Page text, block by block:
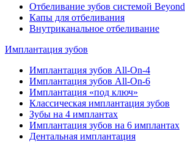
Отбеливание зубов системой Beyond
Капы для отбеливания
Внутриканальное отбеливание
Имплантация зубов
Имплантация зубов All-On-4
Имплантация зубов All-On-6
Имплантация «под ключ»
Классическая имплантация зубов
Зубы на 4 имплантах
Имплантация зубов на 6 имплантах
Дентальная имплантация